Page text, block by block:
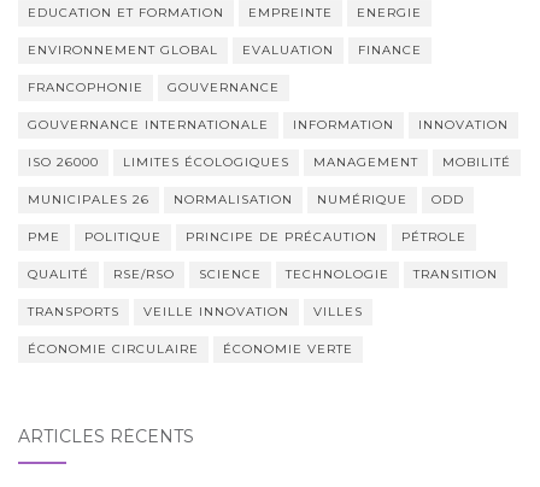
EDUCATION ET FORMATION EMPREINTE ENERGIE
ENVIRONNEMENT GLOBAL EVALUATION FINANCE
FRANCOPHONIE GOUVERNANCE
GOUVERNANCE INTERNATIONALE INFORMATION INNOVATION
ISO 26000 LIMITES ÉCOLOGIQUES MANAGEMENT MOBILITÉ
MUNICIPALES 26 NORMALISATION NUMÉRIQUE ODD
PME POLITIQUE PRINCIPE DE PRÉCAUTION PÉTROLE
QUALITÉ RSE/RSO SCIENCE TECHNOLOGIE TRANSITION
TRANSPORTS VEILLE INNOVATION VILLES
ÉCONOMIE CIRCULAIRE ÉCONOMIE VERTE
ARTICLES RÉCENTS